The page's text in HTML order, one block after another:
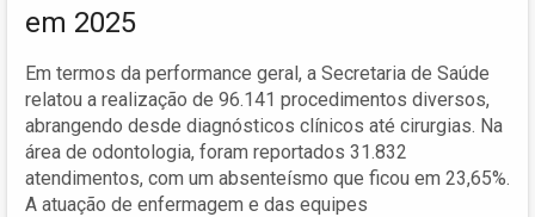
em 2025
Em termos da performance geral, a Secretaria de Saúde
relatou a realização de 96.141 procedimentos diversos,
abrangendo desde diagnósticos clínicos até cirurgias. Na
área de odontologia, foram reportados 31.832
atendimentos, com um absenteísmo que ficou em 23,65%.
A atuação de enfermagem e das equipes